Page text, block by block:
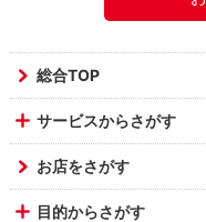
総合TOP
サービスからさがす
お店をさがす
目的からさがす